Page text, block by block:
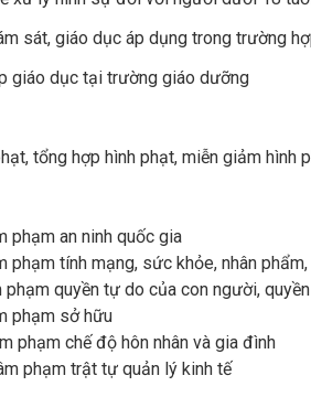
sát, giáo dục áp dụng trong trường
giáo dục tại trường giáo dưỡng
tổng hợp hình phạt, miễn giảm hình
phạm an ninh quốc gia
phạm tính mạng, sức khỏe, nhân
phạm quyền tự do của con người,
phạm sở hữu
phạm chế độ hôn nhân và gia đình
phạm trật tự quản lý kinh tế